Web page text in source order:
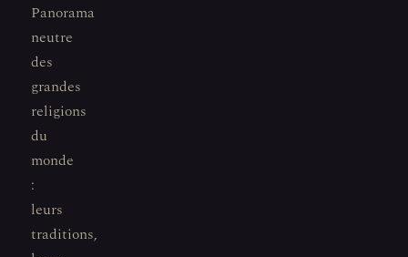
Panorama
neutre
des
grandes
religions
du
monde
:
leurs
traditions,